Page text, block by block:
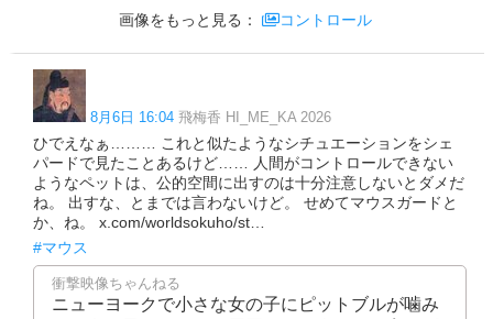
画像をもっと見る：
コントロール
8月6日 16:04 飛梅香 HI_ME_KA 2026
ひでえなぁ……… これと似たようなシチュエーションをシェ
パードで見たことあるけど…… 人間がコントロールできない
ようなペットは、公的空間に出すのは十分注意しないとダメだ
ね。 出すな、とまでは言わないけど。 せめてマウスガードと
か、ね。 x.com/worldsokuho/st…
#マウス
衝撃映像ちゃんねる
ニューヨークで小さな女の子にピットブルが噛み